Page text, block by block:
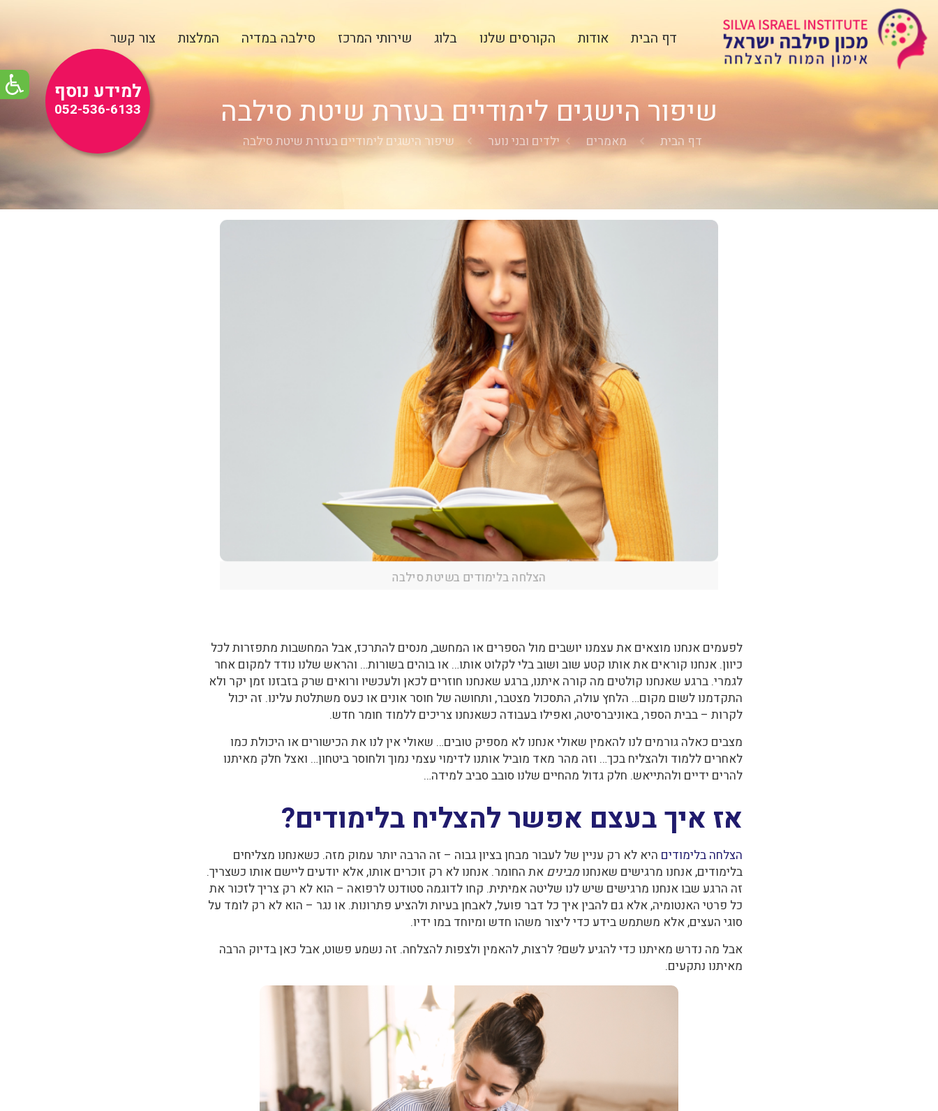
דף הבית אודות הקורסים שלנו בלוג שירותי המרכז סילבה במדיה המלצות צור קשר
למידע נוסף
052-536-6133 שיפור הישגים לימודיים בעזרת שיטת סילבה
דף הבית מאמרים ילדים ובני נוער שיפור הישגים לימודיים בעזרת שיטת סילבה
לפעמים אנחנו מוצאים את עצמנו יושבים מול הספרים או המחשב, מנסים להתרכז, אבל המחשבות מתפזרות לכל
כיוון. אנחנו קוראים את אותו קטע שוב ושוב בלי לקלוט אותו… או בוהים בשורות… והראש שלנו נודד למקום אחר
לגמרי. ברגע שאנחנו קולטים מה קורה איתנו, ברגע שאנחנו חוזרים לכאן ולעכשיו ורואים שרק בזבזנו זמן יקר ולא
התקדמנו לשום מקום… הלחץ עולה, התסכול מצטבר, ותחושה של חוסר אונים או כעס משתלטת עלינו. זה יכול
לקרות – בבית הספר, באוניברסיטה, ואפילו בעבודה כשאנחנו צריכים ללמוד חומר חדש.
מצבים כאלה גורמים לנו להאמין שאולי אנחנו לא מספיק טובים… שאולי אין לנו את הכישורים או היכולת כמו
לאחרים ללמוד ולהצליח בכך… וזה מהר מאד מוביל אותנו לדימוי עצמי נמוך ולחוסר ביטחון… ואצל חלק מאיתנו
להרים ידיים ולהתייאש. חלק גדול מהחיים שלנו סובב סביב למידה…
אז איך בעצם אפשר להצליח בלימודים?
הצלחה בלימודים היא לא רק עניין של לעבור מבחן בציון גבוה – זה הרבה יותר עמוק מזה. כשאנחנו מצליחים
בלימודים, אנחנו מרגישים שאנחנומבינים את החומר. אנחנו לא רק זוכרים אותו, אלא יודעים ליישם אותו כשצריך.
זה הרגע שבו אנחנו מרגישים שיש לנו שליטה אמיתית. קחו לדוגמה סטודנט לרפואה – הוא לא רק צריך לזכור את
כל פרטי האנטומיה, אלא גם להבין איך כל דבר פועל, לאבחן בעיות ולהציע פתרונות. או נגר – הוא לא רק לומד על
סוגי העצים, אלא משתמש בידע כדי ליצור משהו חדש ומיוחד במו ידיו.
אבל מה נדרש מאיתנו כדי להגיע לשם? לרצות, להאמין ולצפות להצלחה. זה נשמע פשוט, אבל כאן בדיוק הרבה
מאיתנו נתקעים.